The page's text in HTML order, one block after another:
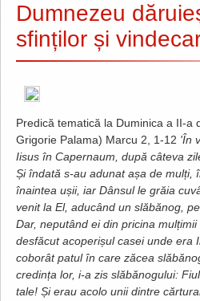
Dumnezeu
sfinților și
Predică tematică la Duminica a II-a
Grigorie Palama) Marcu 2, 1-12 'În
Iisus în Capernaum, după câteva
Și îndată s-au adunat așa de mulți,
înaintea ușii, iar Dânsul le grăia
venit la El, aducând un slăbănog,
Dar, neputând ei din pricina
desfăcut acoperișul casei unde era
coborât patul în care zăcea
credința lor, i-a zis slăbănogului:
tale! Și erau acolo unii dintre